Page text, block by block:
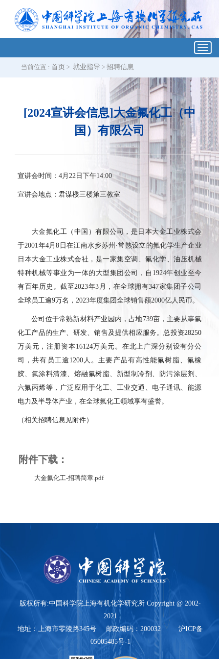
当前位置 : 首页 > 就业指导 > 招聘信息
[2024宣讲会信息]大金氟化工（中
国）有限公司
宣讲会时间：4月22日下午14:00
宣讲会地点：君谋楼三楼第三教室
大金氟化工（中国）有限公司，是日本大金工业株式会社
于2001年4月8日在江南水乡苏州·常熟设立的氟化学生产企业。
日本大金工业株式会社，是一家集空调、氟化学、油压机械、
特种机械等事业为一体的大型集团公司，自1924年创业至今已
有百年历史。截至2023年3月，在全球拥有347家集团子公司，
全球员工逾9万名，2023年度集团全球销售额2000亿人民币。
公司位于常熟新材料产业园内，占地739亩，主要从事氟
化工产品的生产、研发、销售及提供相应服务。总投资28250
万美元，注册资本16124万美元。在北上广深分别设有分公
司，共有员工逾1200人。主要产品有高性能氟树脂、氟橡
胶、氟涂料清漆、熔融氟树脂、新型制冷剂、防污涂层剂、
六氟丙烯等，广泛应用于化工、工业交通、电子通讯、能源
电力及半导体产业，在全球氟化工领域享有盛誉。
（相关招聘信息见附件）
附件下载：
大金氟化工-招聘简章.pdf
版权所有:中国科学院上海有机化学研究所 Copyright @ 2002-
2021
地址：上海市零陵路345号 邮政编码：200032 沪ICP备
05005485号-1